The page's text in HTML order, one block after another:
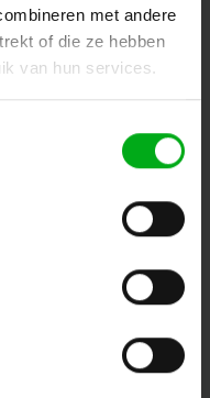
met andere
of die ze hebben
van hun services.
et des offres sur les